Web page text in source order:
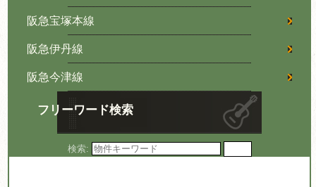
阪急宝塚本線
阪急伊丹線
阪急今津線
フリーワード検索
検索: